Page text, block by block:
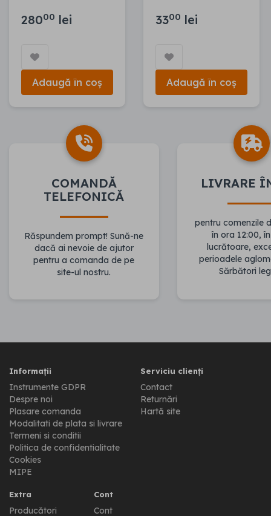
28000 lei
Adaugă în coș
3300 lei
Adaugă în coș
COMANDĂ
TELEFONICĂ
Răspundem prompt! Sună-ne
dacă ai nevoie de ajutor
pentru a comanda de pe
site-ul nostru.
LIVRARE
pentru comenzile
în ora 12:00,
lucrătoare,
perioadele
Sărbători
Informații
Instrumente GDPR
Despre noi
Plasare comanda
Modalitati de plata si livrare
Termeni si conditii
Politica de confidentialitate
Cookies
MIPE
Serviciu clienți
Contact
Returnări
Hartă site
Extra
Producători
Cont
Cont